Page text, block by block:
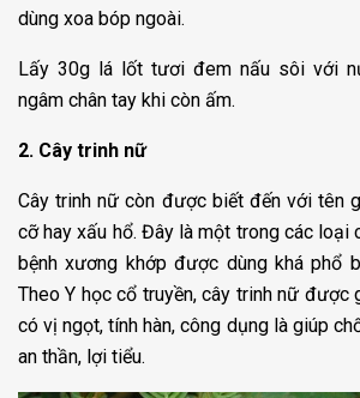
dùng xoa bóp ngoài.
Lấy 30g lá lốt tươi đem nấu sôi với
ngâm chân tay khi còn ấm.
2. Cây trinh nữ
Cây trinh nữ còn được biết đến với tên
cỡ hay xấu hổ. Đây là một trong các loại
bệnh xương khớp được dùng khá phổ
Theo Y học cổ truyền, cây trinh nữ được
có vị ngọt, tính hàn, công dụng là giúp
an thần, lợi tiểu.